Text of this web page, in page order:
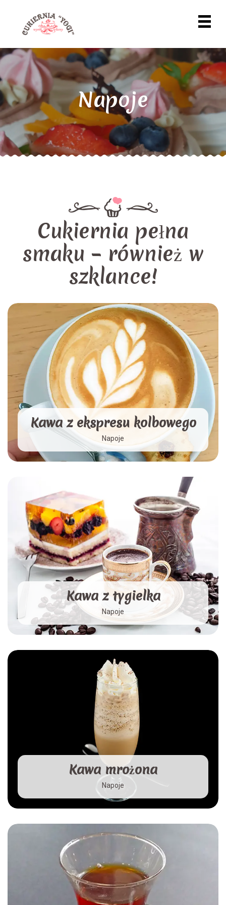
Napoje
Cukiernia pełna
smaku – również w
szklance!
Kawa z ekspresu kolbowego
Napoje
Kawa z tygielka
Napoje
Kawa mrożona
Napoje